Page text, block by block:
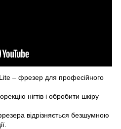
– фрезер для професійного
нігтів і обробити шкіру
відрізняється безшумною